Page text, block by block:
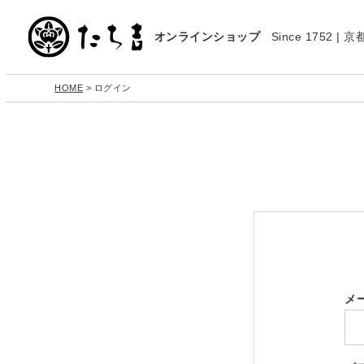
オンラインショップ Since 1752 | 京
HOME ログイン
メ